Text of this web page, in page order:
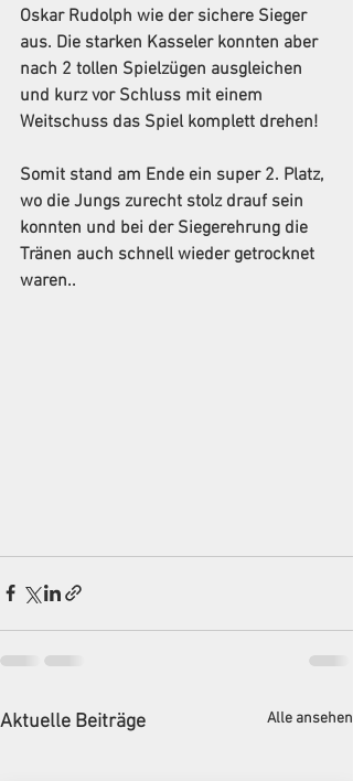
Oskar Rudolph wie der sichere Sieger
aus. Die starken Kasseler konnten aber
nach 2 tollen Spielzügen ausgleichen
und kurz vor Schluss mit einem
Weitschuss das Spiel komplett drehen!
Somit stand am Ende ein super 2. Platz,
wo die Jungs zurecht stolz drauf sein
konnten und bei der Siegerehrung die
Tränen auch schnell wieder getrocknet
waren..
Aktuelle Beiträge Alle ansehen